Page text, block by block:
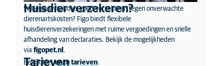
Huisdier verzekeren?
Wil je jouw huisdier goed verzekeren tegen onverwachte
dierenartskosten? Figo biedt flexibele
huisdierenverzekeringen met ruime vergoedingen en snelle
afhandeling van declaraties. Bekijk de mogelijkheden
via figopet.nl .
Tarieven
Bekijk hieronze tarieven.